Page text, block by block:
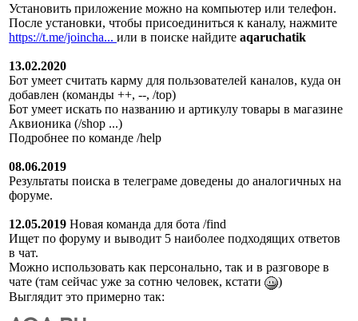
Установить приложение можно на компьютер или телефон.
После установки, чтобы присоединиться к каналу, нажмите
https://t.me/joincha... или в поиске найдите aqaruchatik
13.02.2020
Бот умеет считать карму для пользователей каналов, куда он
добавлен (команды ++, --, /top)
Бот умеет искать по названию и артикулу товары в магазине
Аквионика (/shop ...)
Подробнее по команде /help
08.06.2019
Результаты поиска в телеграме доведены до аналогичных на
форуме.
12.05.2019 Новая команда для бота /find
Ищет по форуму и выводит 5 наиболее подходящих ответов
в чат.
Можно использовать как персонально, так и в разговоре в
чате (там сейчас уже за сотню человек, кстати
)
Выглядит это примерно так: